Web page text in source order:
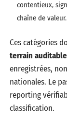
contentieux,
chaîne de valeur.
Ces catégories
terrain
enregistrées,
nationales. Le
reporting
classification.